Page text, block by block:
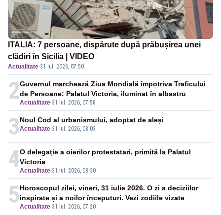
ITALIA: 7 persoane, dispărute după prăbușirea unei
clădiri în Sicilia | VIDEO
Actualitate·31 iul. 2026, 07:50
2Actualitate-31 iul. 2026, 07:58
Guvernul marchează Ziua Mondială împotriva Traficului
de Persoane: Palatul Victoria, iluminat în albastru
3Actualitate-31 iul. 2026, 08:03
Noul Cod al urbanismului, adoptat de aleși
4Actualitate-31 iul. 2026, 08:30
O delegație a oierilor protestatari, primită la Palatul
Victoria
5Actualitate-31 iul. 2026, 07:20
Horoscopul zilei, vineri, 31 iulie 2026. O zi a deciziilor
inspirate și a noilor începuturi. Vezi zodiile vizate